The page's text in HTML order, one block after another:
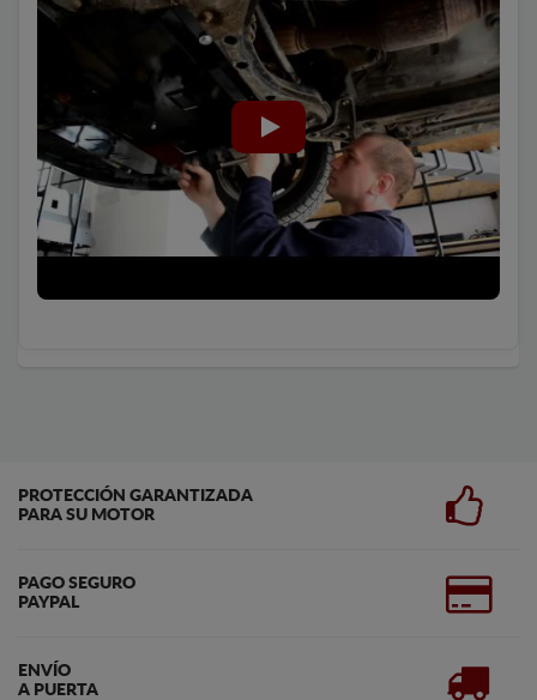
PROTECCIÓN GARANTIZADA
PARA SU MOTOR
PAGO SEGURO
PAYPAL
ENVÍO
A PUERTA